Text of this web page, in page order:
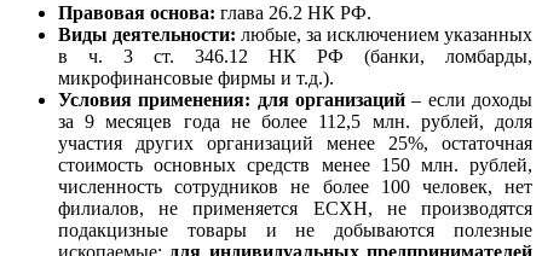
Правовая основа: глава 26.2 НК РФ.
Виды деятельности: любые, за исключением указанных
в ч. 3 ст. 346.12 НК РФ (банки, ломбарды,
микрофинансовые фирмы и т.д.).
Условия применения: для организаций – если доходы
за 9 месяцев года не более 112,5 млн. рублей, доля
участия других организаций менее 25%, остаточная
стоимость основных средств менее 150 млн. рублей,
численность сотрудников не более 100 человек, нет
филиалов, не применяется ЕСХН, не производятся
подакцизные товары и не добываются полезные
ископаемые; для индивидуальных предпринимателей